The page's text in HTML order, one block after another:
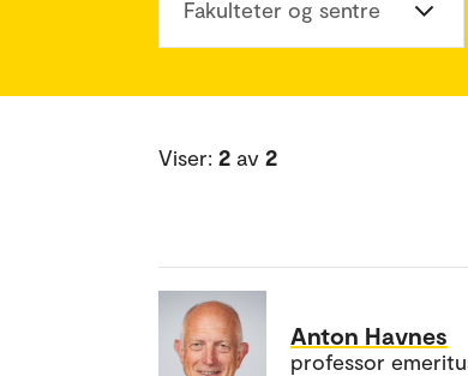
Fakulteter og sentre
Viser: 2 av 2
Anton Havnes
professor